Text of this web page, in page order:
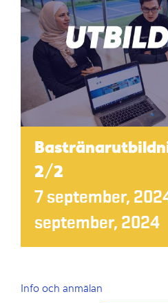
2/2
7 september,
september, 2024
Info och anmälan